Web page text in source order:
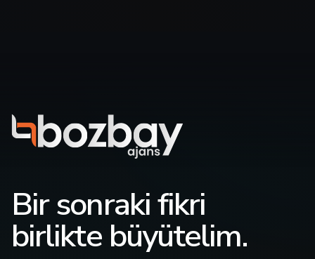
Bir sonraki fikri
birlikte büyütelim.